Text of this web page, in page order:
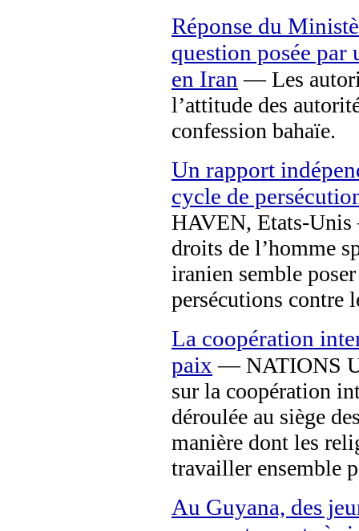
Réponse du
question posée par
en Iran — Les
l’attitude des
confession bahaïe.
Un rapport
cycle de
HAVEN, Etats-Unis
droits de l’homme
iranien semble
persécutions contre
La coopération
paix — NATIONS
sur la coopération
déroulée au siège
manière dont les
travailler ensemble
Au Guyana, des